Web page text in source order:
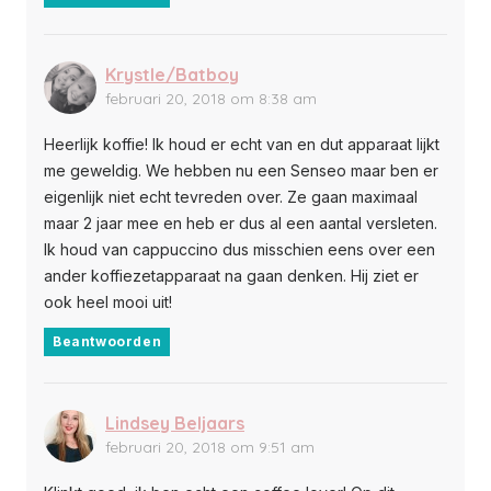
Krystle/Batboy
februari 20, 2018 om 8:38 am
Heerlijk koffie! Ik houd er echt van en dut apparaat lijkt
me geweldig. We hebben nu een Senseo maar ben er
eigenlijk niet echt tevreden over. Ze gaan maximaal
maar 2 jaar mee en heb er dus al een aantal versleten.
Ik houd van cappuccino dus misschien eens over een
ander koffiezetapparaat na gaan denken. Hij ziet er
ook heel mooi uit!
Beantwoorden
Lindsey Beljaars
februari 20, 2018 om 9:51 am